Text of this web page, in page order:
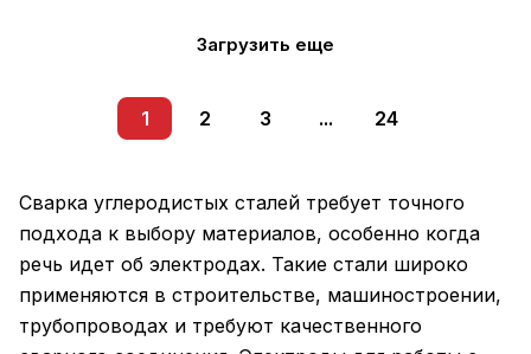
Загрузить еще
1 2 3 ... 24
Сварка углеродистых сталей требует точного
подхода к выбору материалов, особенно когда
речь идет об электродах. Такие стали широко
применяются в строительстве, машиностроении,
трубопроводах и требуют качественного